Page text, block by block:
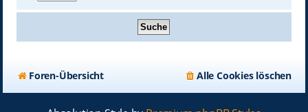
Foren-Übersicht Alle Cookies löschen